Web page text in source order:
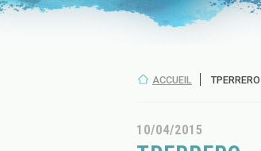
ACCUEIL TPERRERO
10/04/2015